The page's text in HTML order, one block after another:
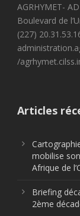
AGRHYMET-
Boulevard de
(227)
/
Articles
mobilise
Afrique de
Briefing
2ème